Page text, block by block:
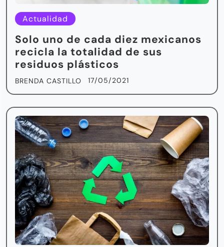
Actualidad
Solo uno de cada diez mexicanos
recicla la totalidad de sus
residuos plásticos
BRENDA CASTILLO 17/05/2021